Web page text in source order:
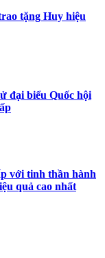
tặng Huy hiệu
đại biểu Quốc hội
với tinh thần hành
quả cao nhất